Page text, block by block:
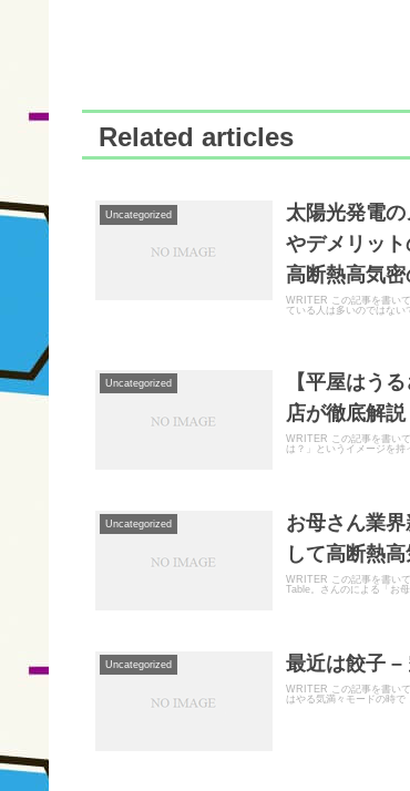
Related articles
Uncategorized
太陽光発電
やデメリッ
高断熱高気
WRITER この記事を書い
ている人は多いのではな
Uncategorized
【平屋はう
店が徹底解
WRITER この記事を書い
は？」というイメージを持
Uncategorized
お母さん業
して高断熱
WRITER この記事を書い
Table。さんのによる「お
Uncategorized 最近は餃子 –
WRITER この記事を書い
はやる気満々モードの時で